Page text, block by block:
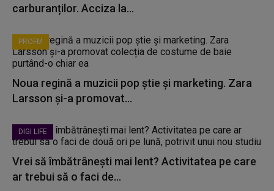
carburanților. Acciza la...
PROFM
Noua regină a muzicii pop știe și marketing. Zara
Larsson și-a promovat...
DIGI LIFE
Vrei să îmbătrânești mai lent? Activitatea pe care
ar trebui să o faci de...